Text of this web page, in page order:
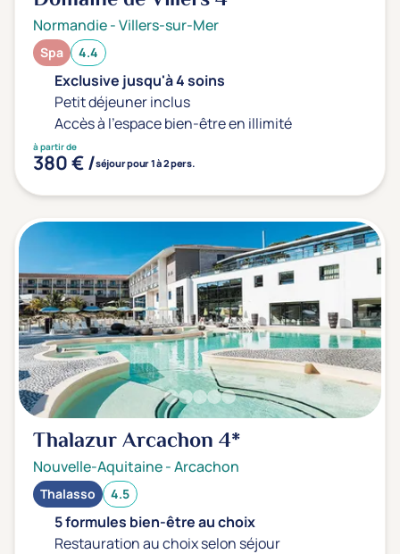
Normandie-Villers-sur-Mer
Spa 4.4
Exclusive jusqu'à 4 soins
Petit déjeuner inclus
Accès à l'espace bien-être en illimité
à partir de
380 € /séjour pour 1 à 2 pers.
Thalazur Arcachon4*
Nouvelle-Aquitaine-Arcachon
Thalasso 4.5
5 formules bien-être au choix
Restauration au choix selon séjour